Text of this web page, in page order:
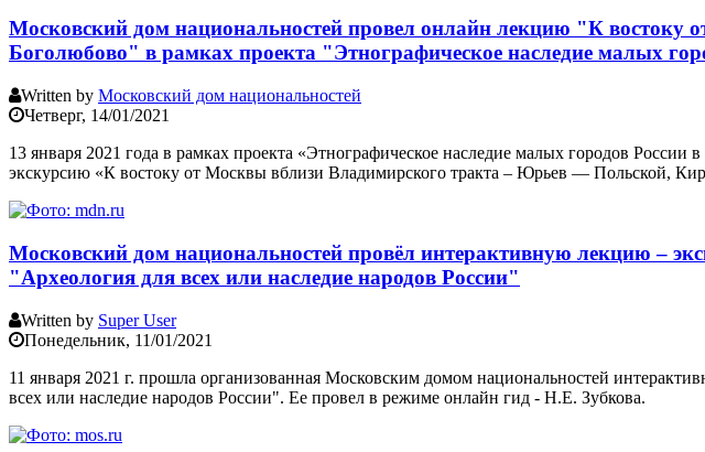
Московский дом национальностей провел онлайн лекцию "К
Боголюбово" в рамках проекта "Этнографическое наследие малых
Written by Московский дом национальностей
Четверг, 14/01/2021
13 января 2021 года в рамках проекта «Этнографическое наследие малых городов
экскурсию «К востоку от Москвы вблизи Владимирского тракта – Юрьев — Польской,
Московский дом национальностей провёл интерактивную лекцию –
"Археология для всех или наследие народов России"
Written by Super User
Понедельник, 11/01/2021
11 января 2021 г. прошла организованная Московским домом национальностей
всех или наследие народов России". Ее провел в режиме онлайн гид - Н.Е. Зубкова.